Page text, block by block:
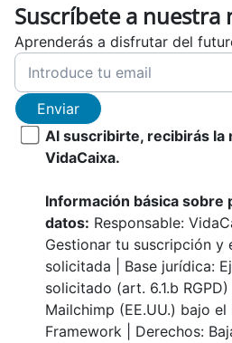
Suscríbete a nuestra
Aprenderás a disfrutar del
Enviar
Al suscribirte, recibirás la
VidaCaixa.
Información básica sobre
datos: Responsable:
Gestionar tu suscripción y
solicitada | Base jurídica:
solicitado (art. 6.1.b
Mailchimp (EE.UU.) bajo
Framework | Derechos: